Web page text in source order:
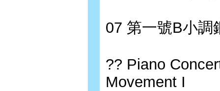
07 第一號B小調
?? Piano
Movement I